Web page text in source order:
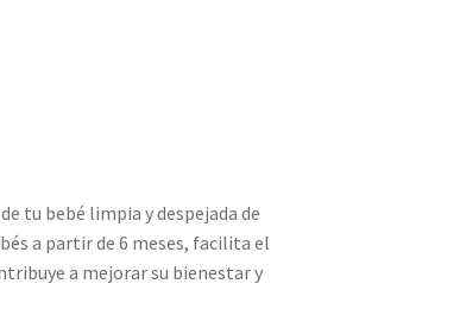
tu bebé limpia y despejada de
a partir de 6 meses, facilita el
a mejorar su bienestar y